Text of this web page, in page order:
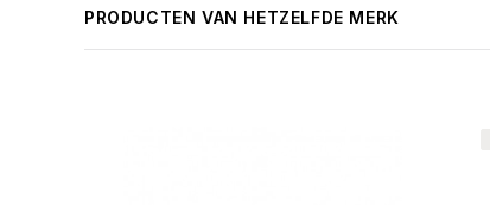
PRODUCTEN VAN HETZELFDE MERK